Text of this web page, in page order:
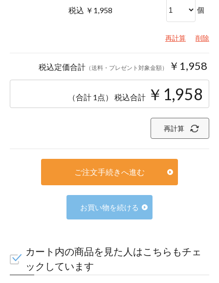
税込 ￥1,958 個
再計算 削除
税込定価合計 （送料・プレゼント対象金額） ￥1,958
（合計 1点） 税込合計 ￥1,958
再計算
ご注文手続きへ進む
お買い物を続ける
カート内の商品を見た人はこちらもチェ
ックしています